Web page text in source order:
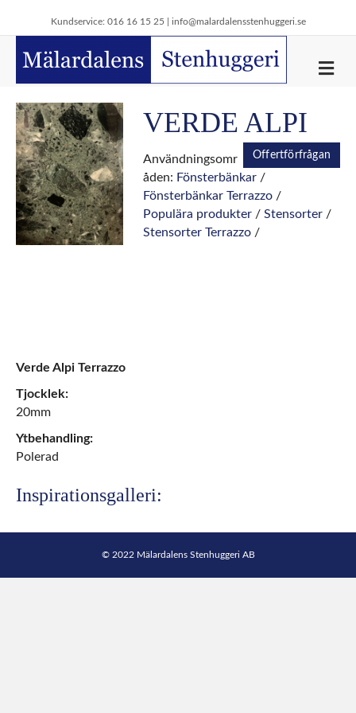
Kundservice: 016 16 15 25 | info@malardalensstenhuggeri.se
M
VERDE ALPI
Offertförfrågan
Användningsomr
åden: Fönsterbänkar/
Fönsterbänkar Terrazzo/
Populära produkter/ Stensorter/
Stensorter Terrazzo/
Verde Alpi Terrazzo
Tjocklek:
20mm
Ytbehandling:
Polerad
Inspirationsgalleri:
© 2022 Mälardalens Stenhuggeri AB